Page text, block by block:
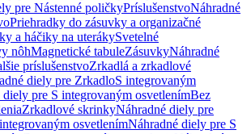
pre Nástenné poličkyPríslušenstvoNáhradné
Priehradky do zásuvky a organizačné
a háčiky na uterákySvetelné
nôhMagnetické tabuleZásuvkyNáhradné
príslušenstvoZrkadlá a zrkadlové
diely pre ZrkadloS integrovaným
diely pre S integrovaným osvetlenímBez
Zrkadlové skrinkyNáhradné diely pre
osvetlenímNáhradné diely pre S